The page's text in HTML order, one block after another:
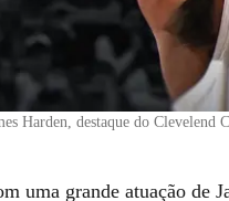
Harden, destaque do Clevelend
uma grande atuação de